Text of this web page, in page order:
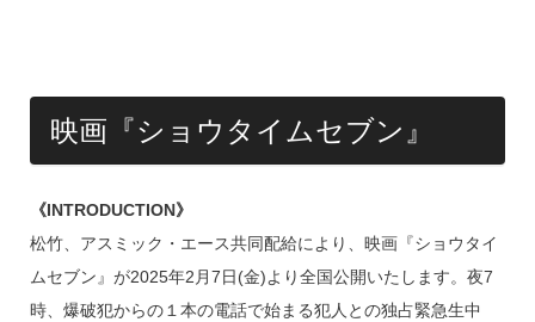
映画『ショウタイムセブン』
《INTRODUCTION》
松竹、アスミック・エース共同配給により、映画『ショウタイ
ムセブン』が2025年2月7日(金)より全国公開いたします。夜7
時、爆破犯からの１本の電話で始まる犯人との独占緊急生中